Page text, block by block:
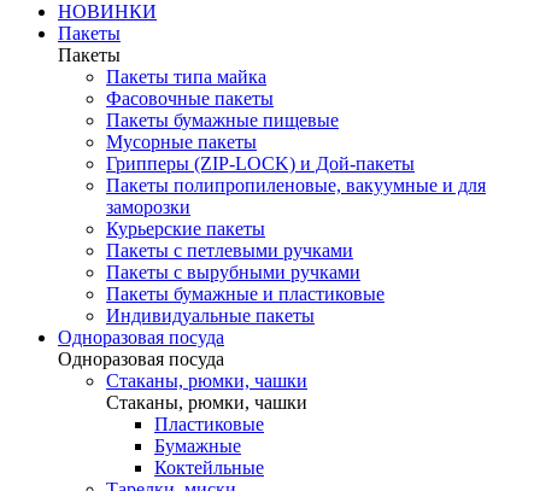
НОВИНКИ
Пакеты
Пакеты
Пакеты типа майка
Фасовочные пакеты
Пакеты бумажные пищевые
Мусорные пакеты
Грипперы (ZIP-LOCK) и Дой-пакеты
Пакеты полипропиленовые, вакуумные и для
заморозки
Курьерские пакеты
Пакеты с петлевыми ручками
Пакеты с вырубными ручками
Пакеты бумажные и пластиковые
Индивидуальные пакеты
Одноразовая посуда
Одноразовая посуда
Стаканы, рюмки, чашки
Стаканы, рюмки, чашки
Пластиковые
Бумажные
Коктейльные